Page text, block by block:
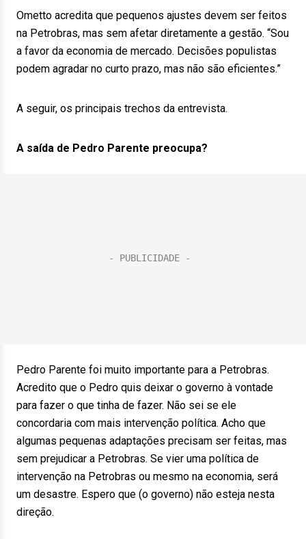
Ometto acredita que pequenos ajustes devem ser feitos
na Petrobras, mas sem afetar diretamente a gestão. “Sou
a favor da economia de mercado. Decisões populistas
podem agradar no curto prazo, mas não são eficientes.”
A seguir, os principais trechos da entrevista.
A saída de Pedro Parente preocupa?
Pedro Parente foi muito importante para a Petrobras.
Acredito que o Pedro quis deixar o governo à vontade
para fazer o que tinha de fazer. Não sei se ele
concordaria com mais intervenção política. Acho que
algumas pequenas adaptações precisam ser feitas, mas
sem prejudicar a Petrobras. Se vier uma política de
intervenção na Petrobras ou mesmo na economia, será
um desastre. Espero que (o governo) não esteja nesta
direção.